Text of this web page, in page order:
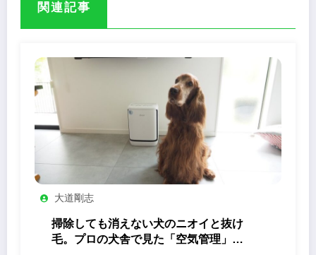
関連記事
大道剛志
掃除しても消えない犬のニオイと抜け
毛。プロの犬舎で見た「空気管理」の